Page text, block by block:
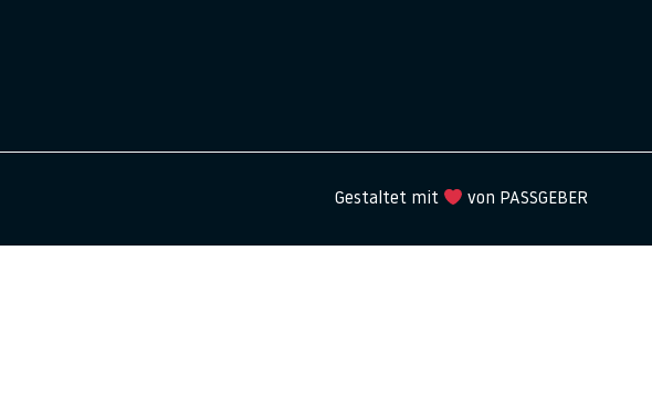
Gestaltet mit von PASSGEBER